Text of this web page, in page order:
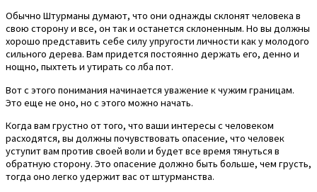
Обычно Штурманы думают, что они однажды склонят человека в
свою сторону и все, он так и останется склоненным. Но вы должны
хорошо представить себе силу упругости личности как у молодого
сильного дерева. Вам придется постоянно держать его, денно и
нощно, пыхтеть и утирать со лба пот.
Вот с этого понимания начинается уважение к чужим границам.
Это еще не оно, но с этого можно начать.
Когда вам грустно от того, что ваши интересы с человеком
расходятся, вы должны почувствовать опасение, что человек
уступит вам против своей воли и будет все время тянуться в
обратную сторону. Это опасение должно быть больше, чем грусть,
тогда оно легко удержит вас от штурманства.